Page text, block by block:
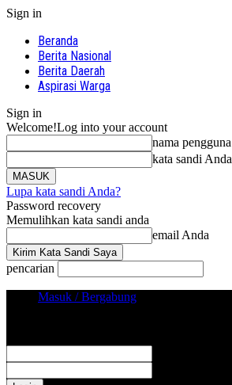
Sign in
Beranda
Berita Nasional
Berita Daerah
Aspirasi Warga
Sign in
Welcome!Log into your account
nama pengguna
kata sandi Anda
Lupa kata sandi Anda?
Password recovery
Memulihkan kata sandi anda
email Anda
pencarian
Masuk / Bergabung